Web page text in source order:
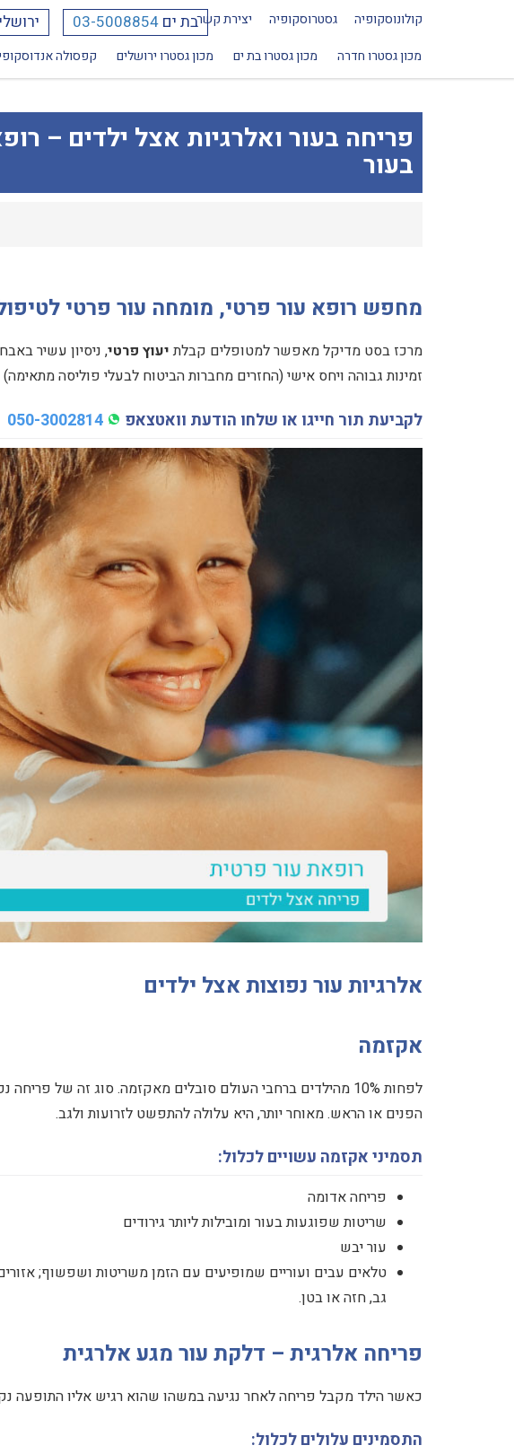
קולונוסקופיה גסטרוסקופיה יצירת קשרבת ים 03-5008854
מכון גסטרו חדרה מכון גסטרו בת ים מכון גסטרו ירושלים קפסולה
פריחה בעור ואלרגיות אצל ילדים –
בעור
מחפש רופא עור פרטי, מומחה עור פרטי
מרכז בסט מדיקל מאפשר למטופלים קבלתיעוץ פרטי, ניסיון עשיר
זמינות גבוהה ויחס אישי (החזרים מחברות הביטוח לבעלי פוליסה מתאימה)
לקביעת תור חייגו או שלחו הודעת וואטצאפ 050-3002814
אלרגיות עור נפוצות אצל ילדים
אקזמה
לפחות 10% מהילדים ברחבי העולם סובלים מאקזמה. סוג זה של
הפנים או הראש. מאוחר יותר, היא עלולה להתפשט לזרועות ולגב.
תסמיני אקזמה עשויים לכלול:
פריחה אדומה
שריטות שפוגעות בעור ומובילות ליותר גירודים
עור יבש
טלאים עבים ועוריים שמופיעים עם הזמן משריטות ושפשוף;
גב, חזה או בטן.
פריחה אלרגית – דלקת עור מגע אלרגית
כאשר הילד מקבל פריחה לאחר נגיעה במשהו שהוא רגיש אליו התופעה
התסמינים עלולים לכלול: